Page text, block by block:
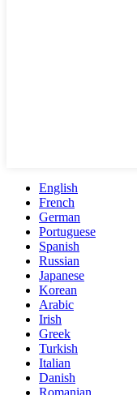
English
French
German
Portuguese
Spanish
Russian
Japanese
Korean
Arabic
Irish
Greek
Turkish
Italian
Danish